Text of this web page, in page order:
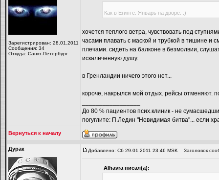
Зарегистрирован: 28.01.2011
Сообщения: 34
Откуда: Санкт-Петербург
Как в Египте. Январь на дворе. :)
хочется теплого ветра, чувствовать под
часами плавать с маской и трубкой в тишине и
плечами. сидеть на балконе в безмолвии,
искалеченную душу.
в Гренландии ничего этого нет...
короче, накрылся мой отдых. рейсы отменяют.
До 80 % пациентов псих.клиник - не
погуглите: П.Ледин "Невидимая битва"... если
Вернуться к началу
Дyрaк Добавлено: Сб 29.01.2011 23:46 MSK Заголовок
Alhavra писал(а):